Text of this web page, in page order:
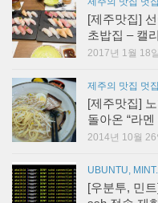
[제주맛집]
초밥집 – 캘
2017년 1월 18일
[제주맛집]
돌아온 “라멘
2014년 10월
[우분투, 민
ssh 접속 제